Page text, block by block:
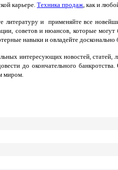
карьере. Техника продаж , как и
литературу и применяйте все
советов и нюансов, которые
навыки и овладейте
интересующих новостей, статей,
до окончательного
миром.